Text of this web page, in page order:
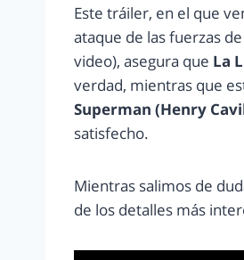
Este tráiler, en el que
ataque de las fuerzas de
video), asegura que La
verdad, mientras que
Superman (Henry
satisfecho.
Mientras salimos de
de los detalles más